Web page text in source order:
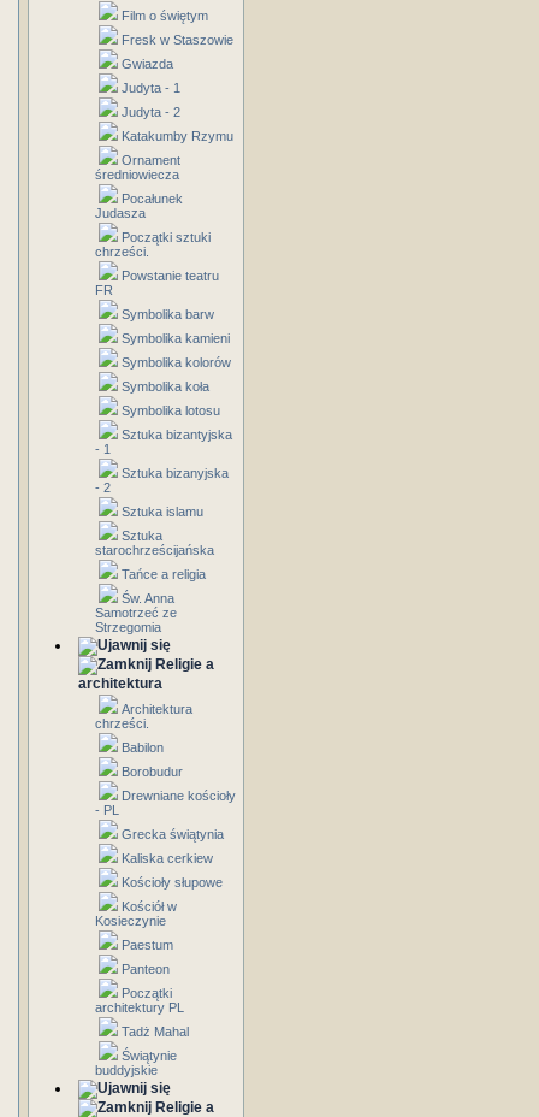
Film o świętym
Fresk w Staszowie
Gwiazda
Judyta - 1
Judyta - 2
Katakumby Rzymu
Ornament
średniowiecza
Pocałunek
Judasza
Początki sztuki
chrześci.
Powstanie teatru
FR
Symbolika barw
Symbolika kamieni
Symbolika kolorów
Symbolika koła
Symbolika lotosu
Sztuka bizantyjska
- 1
Sztuka bizanyjska
- 2
Sztuka islamu
Sztuka
starochrześcijańska
Tańce a religia
Św. Anna
Samotrzeć ze
Strzegomia
Religie a
architektura
Architektura
chrześci.
Babilon
Borobudur
Drewniane kościoły
- PL
Grecka świątynia
Kaliska cerkiew
Kościoły słupowe
Kościół w
Kosieczynie
Paestum
Panteon
Początki
architektury PL
Tadż Mahal
Świątynie
buddyjskie
Religie a